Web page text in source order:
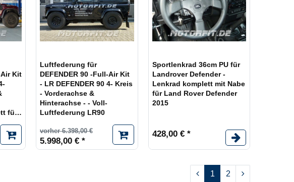
Air Kit
für
Luftfederung für
DEFENDER 90 -Full-Air Kit
- LR DEFENDER 90 4- Kreis
- Vorderachse &
Hinterachse - - Voll-
Luftfederung LR90
vorher 6.398,00 €
5.998,00 € *
Sportlenkrad 36cm PU für
Landrover Defender -
Lenkrad komplett mit Nabe
für Land Rover Defender
2015
428,00 € *
1 2